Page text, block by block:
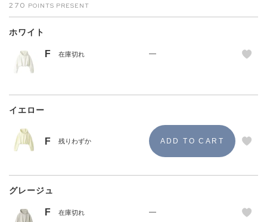
270
ホワイト
F 在庫切れ —
イエロー
F 残りわずか
グレージュ
F 在庫切れ —